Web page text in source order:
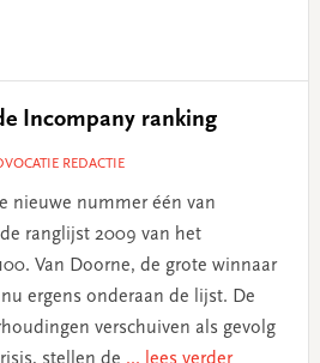
Incompany ranking
REDACTIE
nieuwe nummer één van
ranglijst 2009 van het
Van Doorne, de grote winnaar
ergens onderaan de lijst. De
verschuiven als gevolg